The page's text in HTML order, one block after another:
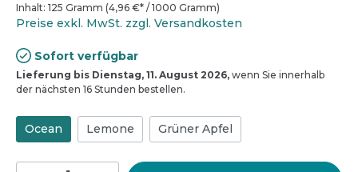
Inhalt: 125 Gramm (4,96 €* / 1000 Gramm)
Preise exkl. MwSt. zzgl. Versandkosten
Sofort verfügbar
Lieferung bis Dienstag, 11. August 2026, wenn Sie innerhalb
der nächsten 16 Stunden bestellen.
Ocean Lemone Grüner Apfel